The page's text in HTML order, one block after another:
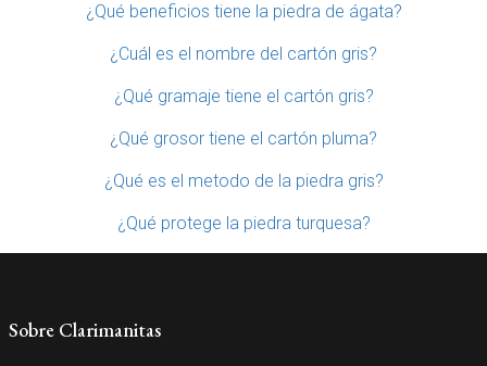
¿Qué beneficios tiene la piedra de ágata?
¿Cuál es el nombre del cartón gris?
¿Qué gramaje tiene el cartón gris?
¿Qué grosor tiene el cartón pluma?
¿Qué es el metodo de la piedra gris?
¿Qué protege la piedra turquesa?
Sobre Clarimanitas